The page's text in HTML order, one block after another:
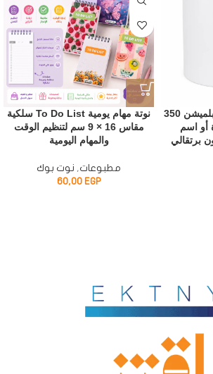
مج بورسلين للطباعة سبلميشن 350
أو اسم
برتقالي
نوتة مهام يومية To Do List سلكية
مقاس 16 × 9 سم لتنظيم الوقت
والمهام اليومية
مطبوعات, نوت بوك
60,00 EGP